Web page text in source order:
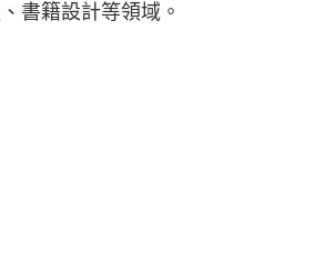
書籍設計等領域。